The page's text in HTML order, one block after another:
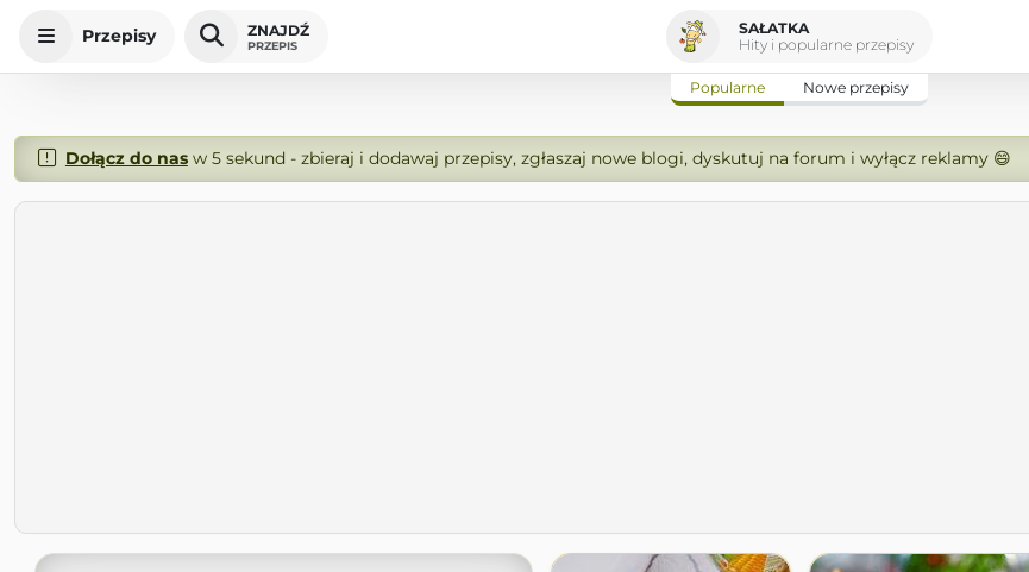
Przepisy ZNAJDŹ
PRZEPIS
SAŁATKA
Hity i popularne przepisy
Popularne Nowe przepisy
Dołącz do nasw 5 sekund - zbieraj i dodawaj przepisy, zgłaszaj nowe blogi, dyskutuj na forum i wyłącz reklamy 😄